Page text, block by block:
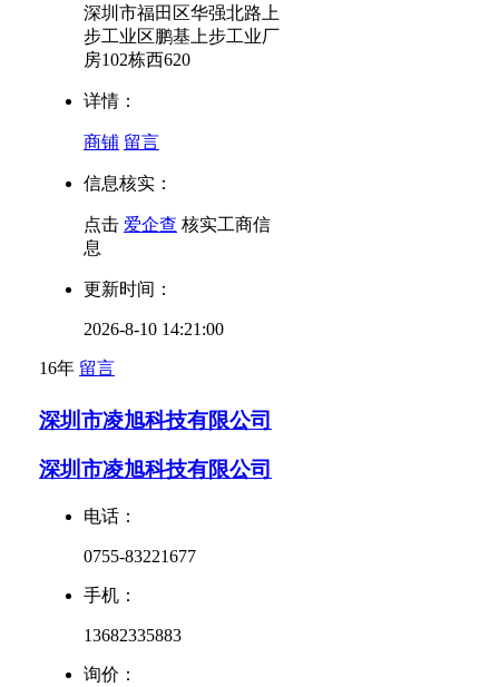
深圳市福田区华强北路上
步工业区鹏基上步工业厂
房102栋西620
详情：
商铺 留言
信息核实：
点击 爱企查 核实工商信
息
更新时间：
2026-8-10 14:21:00
16年 留言
深圳市凌旭科技有限公司
深圳市凌旭科技有限公司
电话：
0755-83221677
手机：
13682335883
询价：